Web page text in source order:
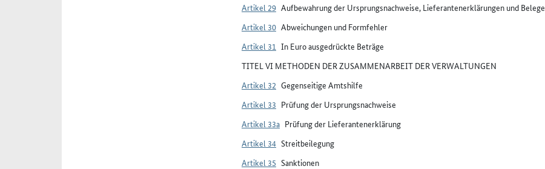
Artikel 29 Aufbewahrung der Ursprungsnachweise, Lieferantenerklärungen und Belege
Artikel 30 Abweichungen und Formfehler
Artikel 31 In Euro ausgedrückte Beträge
TITEL VI METHODEN DER ZUSAMMENARBEIT DER VERWALTUNGEN
Artikel 32 Gegenseitige Amtshilfe
Artikel 33 Prüfung der Ursprungsnachweise
Artikel 33a Prüfung der Lieferantenerklärung
Artikel 34 Streitbeilegung
Artikel 35 Sanktionen